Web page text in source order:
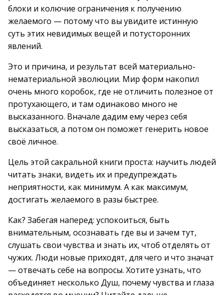
блоки и колючие ограничения к получению
желаемого — потому что вы увидите истинную
суть этих невидимых вещей и потусторонних
явлений.
Это и причина, и результат всей материально-
нематериальной эволюции. Мир форм накопил
очень много коробок, где не отличить полезное от
протухающего, и там одинаково много не
высказанного. Вначале дадим ему через себя
высказаться, а потом он поможет генерить новое
своё личное.
Цель этой сакральной книги проста: научить людей
читать знаки, видеть их и предупреждать
неприятности, как минимум. А как максимум,
достигать желаемого в разы быстрее.
Как? Забегая наперед: успокоиться, быть
внимательным, осознавать где вы и зачем тут,
слушать свои чувства и знать их, чтоб отделять от
чужих. Люди новые приходят, для чего и что значат
— отвечать себе на вопросы. Хотите узнать, что
объединяет несколько Душ, почему чувства и глаза